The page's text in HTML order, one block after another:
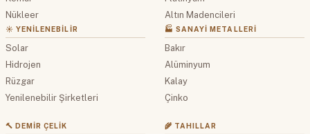
Nükleer
☀️ YENILENEBILIR
Solar
Hidrojen
Rüzgar
Yenilenebilir Şirketleri
Altın Madencileri
🏭 SANAYI METALLERI
Bakır
Alüminyum
Kalay
Çinko
🔨 DEMIR ÇELIK 🌾 TAHILLAR